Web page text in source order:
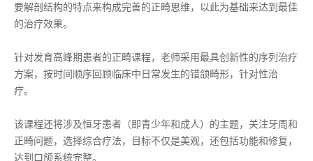
要解剖结构的特点来构成完善的正畸思维，以此为基础来达到最佳
的治疗效果。
针对发育高峰期患者的正畸课程，老师采用最具创新性的序列治疗
方案，按时间顺序回顾临床中日常发生的错颌畸形，针对性治
疗。
该课程还将涉及恒牙患者（即青少年和成人）的主题，关注牙周和
正畸问题，选择综合疗法，目标不仅是美观，还包括功能和修复，
达到口颌系统完整。